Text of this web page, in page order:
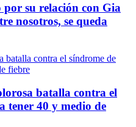
su relación con Gia
nosotros, se queda
batalla contra el
tener 40 y medio de